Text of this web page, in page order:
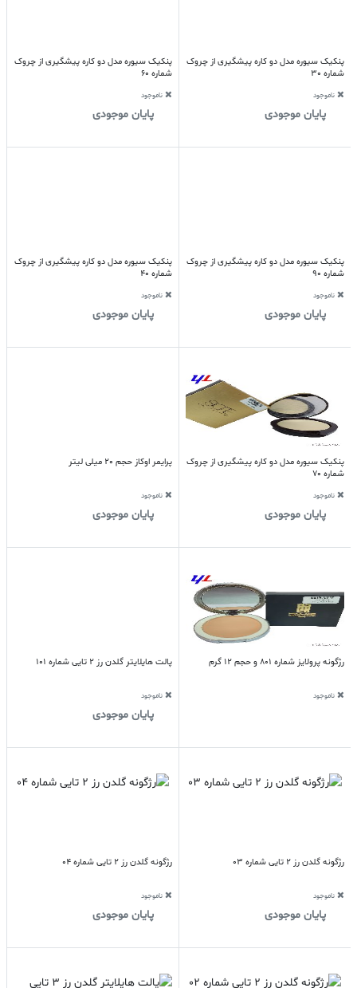
پنکیک سیوره مدل دو کاره پیشگیری از چروک
شماره 30
ناموجود
پایان موجودی
پنکیک سیوره مدل دو کاره پیشگیری از چروک
شماره 60
ناموجود
پایان موجودی
پنکیک سیوره مدل دو کاره پیشگیری از چروک
شماره 90
ناموجود
پایان موجودی
پنکیک سیوره مدل دو کاره پیشگیری از چروک
شماره 40
ناموجود
پایان موجودی
پنکیک سیوره مدل دو کاره پیشگیری از چروک
شماره 70
ناموجود
پایان موجودی
پرایمر اوکاز حجم 20 میلی لیتر
ناموجود
پایان موجودی
رژگونه پرولایز شماره 801 و حجم 12 گرم
ناموجود
پالت هایلایتر گلدن رز 2 تایی شماره 101
ناموجود
پایان موجودی
رژگونه گلدن رز 2 تایی شماره 03
ناموجود
پایان موجودی
رژگونه گلدن رز 2 تایی شماره 04
ناموجود
پایان موجودی